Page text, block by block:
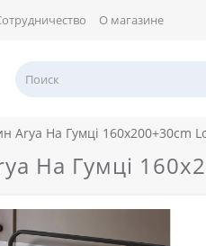
О магазине
Arya На Гумці 160x200+30cm
На Гумці